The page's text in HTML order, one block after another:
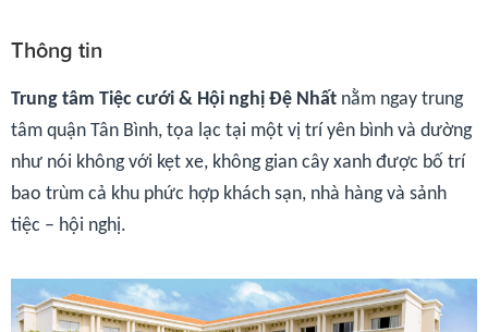
Thông tin
Trung tâm Tiệc cưới & Hội nghị Đệ Nhất nằm ngay trung
tâm quận Tân Bình, tọa lạc tại một vị trí yên bình và dường
như nói không với kẹt xe, không gian cây xanh được bố trí
bao trùm cả khu phức hợp khách sạn, nhà hàng và sảnh
tiệc – hội nghị.